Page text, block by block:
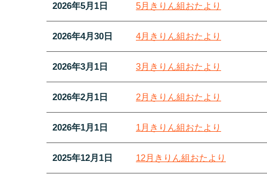
2026年5月1日 5月きりん組おたより
2026年4月30日 4月きりん組おたより
2026年3月1日 3月きりん組おたより
2026年2月1日 2月きりん組おたより
2026年1月1日 1月きりん組おたより
2025年12月1日 12月きりん組おたより